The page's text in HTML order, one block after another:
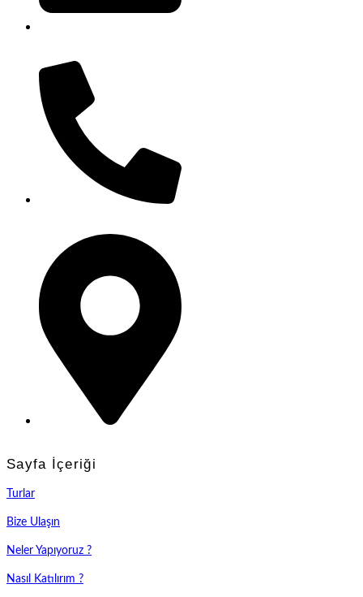
Sayfa İçeriği
Turlar
Bize Ulaşın
Neler Yapıyoruz ?
Nasıl Katılırım ?